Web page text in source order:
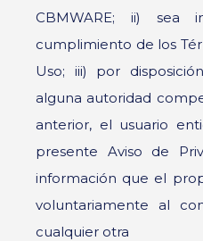
CBMWARE; ii) sea
cumplimiento de los
Uso; iii) por
alguna autoridad
anterior, el usuario
presente Aviso de
información que el
voluntariamente al
cualquier otra